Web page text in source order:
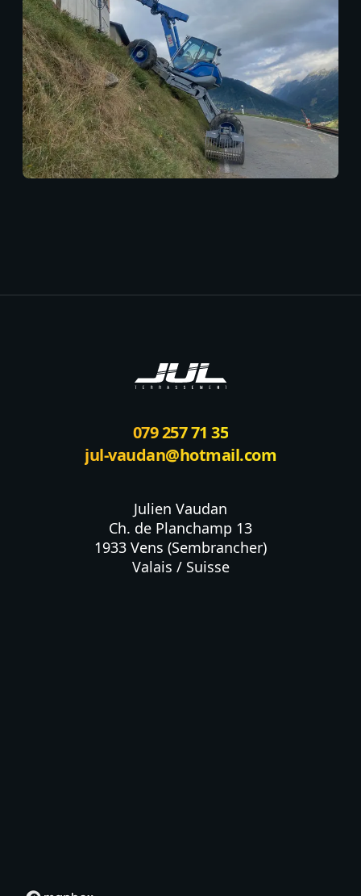
079 257 71 35
jul-vaudan@hotmail.com
Julien Vaudan
Ch. de Planchamp 13
1933 Vens (Sembrancher)
Valais / Suisse